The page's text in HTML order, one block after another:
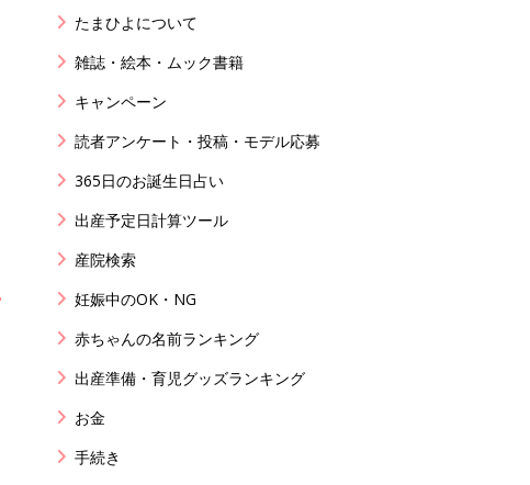
たまひよについて
雑誌・絵本・ムック書籍
キャンペーン
読者アンケート・投稿・モデル応募
365日のお誕生日占い
出産予定日計算ツール
産院検索
妊娠中のOK・NG
赤ちゃんの名前ランキング
出産準備・育児グッズランキング
お金
手続き